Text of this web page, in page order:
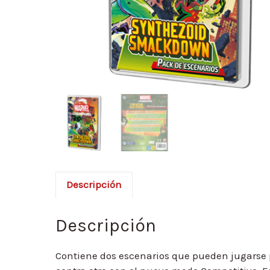
Descripción
Descripción
Contiene dos escenarios que pueden